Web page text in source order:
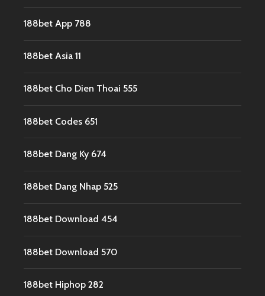
188bet App 788
188bet Asia 11
188bet Cho Dien Thoai 555
188bet Codes 651
188bet Dang Ky 674
188bet Dang Nhap 525
188bet Download 454
188bet Download 570
188bet Hiphop 282